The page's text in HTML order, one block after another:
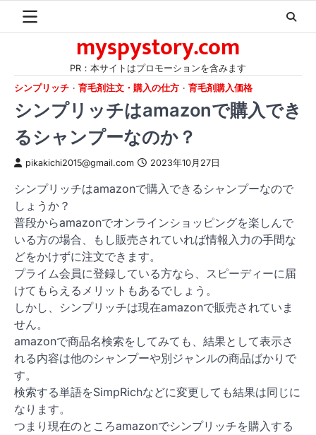
myspystory.com
PR：本サイトはプロモーションを含みます
シンプリッチ
育毛剤注文・購入の仕方 育毛剤購入価格
シンプリッチはamazonで購入でき
るシャンプーなのか？
pikakichi2015@gmail.com 2023年10月27日
シンプリッチはamazonで購入できるシャンプーなので
しょうか？
普段からamazonでオンラインショッピングを楽しんで
いる方の場合、もし販売されていれば情報入力の手間な
どをかけずに注文できます。
プライム会員に登録している方なら、スピーディーに届
けてもらえるメリットもあるでしょう。
しかし、シンプリッチは現在amazonで販売されていま
せん。
amazonで商品名検索をしてみても、結果として表示さ
れる内容は他のシャンプーや別ジャンルの商品ばかりで
す。
検索する単語をSimpRichなどに変更しても結果は同じに
なります。
つまり現在のところamazonでシンプリッチを購入する